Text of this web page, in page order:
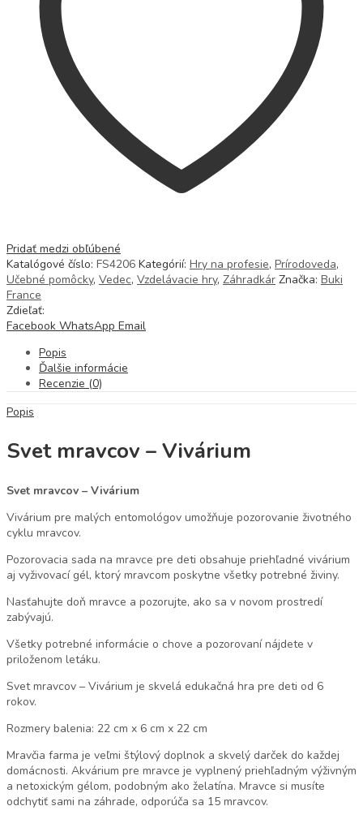
Pridať medzi obľúbené
Katalógové číslo: FS4206 Kategórií: Hry na profesie, Prírodoveda,
Učebné pomôcky, Vedec, Vzdelávacie hry, Záhradkár Značka: Buki
France
Zdieľať:
Facebook WhatsApp Email
Popis
Ďalšie informácie
Recenzie (0)
Popis
Svet mravcov – Vivárium
Svet mravcov – Vivárium
Vivárium pre malých entomológov umožňuje pozorovanie životného
cyklu mravcov.
Pozorovacia sada na mravce pre deti obsahuje priehľadné vivárium
aj vyživovací gél, ktorý mravcom poskytne všetky potrebné živiny.
Nasťahujte doň mravce a pozorujte, ako sa v novom prostredí
zabývajú.
Všetky potrebné informácie o chove a pozorovaní nájdete v
priloženom letáku.
Svet mravcov – Vivárium je skvelá edukačná hra pre deti od 6
rokov.
Rozmery balenia: 22 cm x 6 cm x 22 cm
Mravčia farma je veľmi štýlový doplnok a skvelý darček do každej
domácnosti. Akvárium pre mravce je vyplnený priehľadným výživným
a netoxickým gélom, podobným ako želatína. Mravce si musíte
odchytiť sami na záhrade, odporúča sa 15 mravcov.